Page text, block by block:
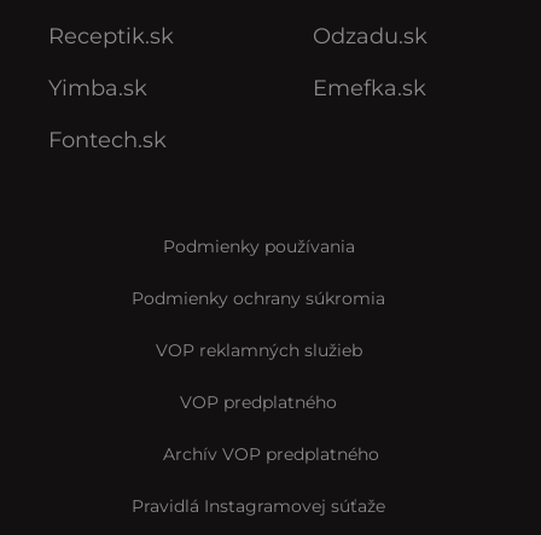
Receptik.sk
Yimba.sk
Fontech.sk
Odzadu.sk
Emefka.sk
Podmienky používania
Podmienky ochrany súkromia
VOP reklamných služieb
VOP predplatného
Archív VOP predplatného
Pravidlá Instagramovej súťaže